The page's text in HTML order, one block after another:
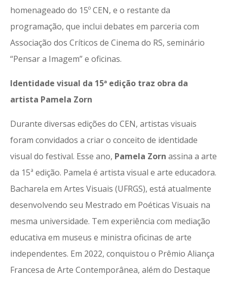
homenageado do 15º CEN, e o restante da
programação, que inclui debates em parceria com
Associação dos Críticos de Cinema do RS, seminário
“Pensar a Imagem” e oficinas.
Identidade visual da 15ª edição traz obra da
artista Pamela Zorn
Durante diversas edições do CEN, artistas visuais
foram convidados a criar o conceito de identidade
visual do festival. Esse ano, Pamela Zorn assina a arte
da 15ª edição. Pamela é artista visual e arte educadora.
Bacharela em Artes Visuais (UFRGS), está atualmente
desenvolvendo seu Mestrado em Poéticas Visuais na
mesma universidade. Tem experiência com mediação
educativa em museus e ministra oficinas de arte
independentes. Em 2022, conquistou o Prêmio Aliança
Francesa de Arte Contemporânea, além do Destaque